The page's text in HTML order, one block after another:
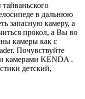
в дальнюю
запасную камеру, а
прокол, а Вы во
камеры как с
Почувствуйте
камерами KENDA .
детский,